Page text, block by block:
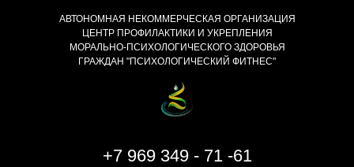
+7 969 349 - 71 -61
АВТОНОМНАЯ НЕКОММЕРЧЕСКАЯ ОРГАНИЗАЦИЯ
ЦЕНТР ПРОФИЛАКТИКИ И УКРЕПЛЕНИЯ
МОРАЛЬНО-ПСИХОЛОГИЧЕСКОГО ЗДОРОВЬЯ
ГРАЖДАН "ПСИХОЛОГИЧЕСКИЙ ФИТНЕС"